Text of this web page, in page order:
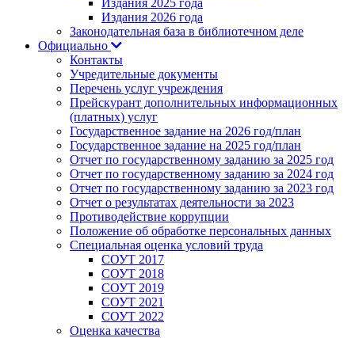
Издания 2025 года
Издания 2026 года
Законодательная база в библиотечном деле
Официально
Контакты
Учредительные документы
Перечень услуг учреждения
Прейскурант дополнительных информационных
(платных) услуг
Государственное задание на 2026 год/план
Государственное задание на 2025 год/план
Отчет по государственному заданию за 2025 год
Отчет по государственному заданию за 2024 год
Отчет по государственному заданию за 2023 год
Отчет о результатах деятельности за 2023
Противодействие коррупции
Положение об обработке персональных данных
Специальная оценка условий труда
СОУТ 2017
СОУТ 2018
СОУТ 2019
СОУТ 2021
СОУТ 2022
Оценка качества